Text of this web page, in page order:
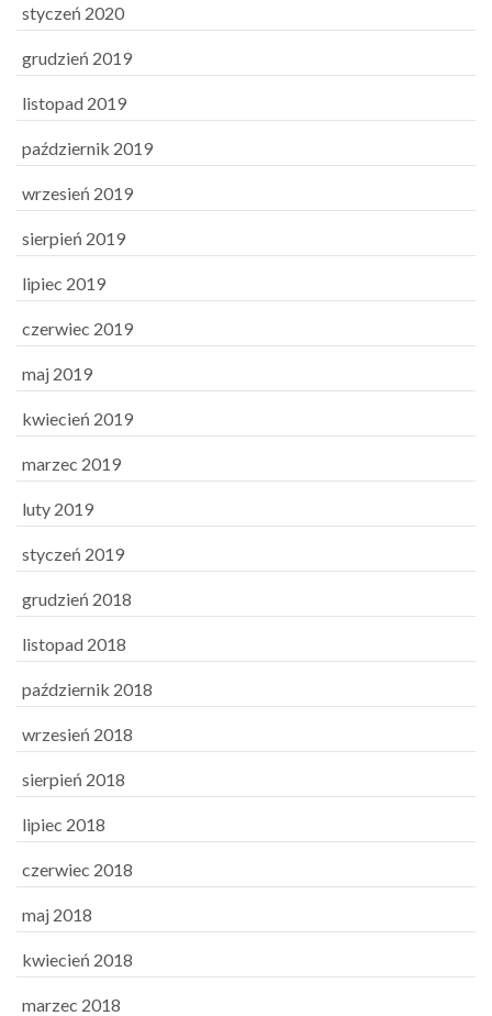
styczeń 2020
grudzień 2019
listopad 2019
październik 2019
wrzesień 2019
sierpień 2019
lipiec 2019
czerwiec 2019
maj 2019
kwiecień 2019
marzec 2019
luty 2019
styczeń 2019
grudzień 2018
listopad 2018
październik 2018
wrzesień 2018
sierpień 2018
lipiec 2018
czerwiec 2018
maj 2018
kwiecień 2018
marzec 2018